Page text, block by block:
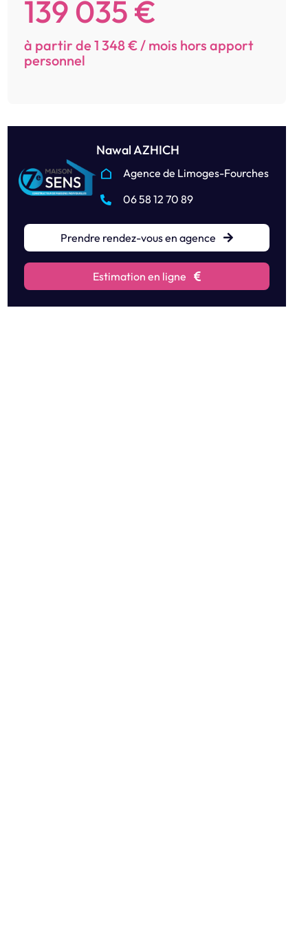
139 035 €
à partir de 1 348 € / mois hors apport
personnel
Nawal AZHICH
Agence de Limoges-Fourches
06 58 12 70 89
Prendre rendez-vous en agence
Estimation en ligne